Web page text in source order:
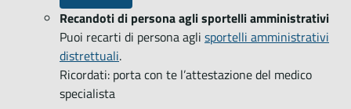
Recandoti di persona agli sportelli amministrativi
Puoi recarti di persona agli sportelli amministrativi
distrettuali.
Ricordati: porta con te l’attestazione del medico
specialista